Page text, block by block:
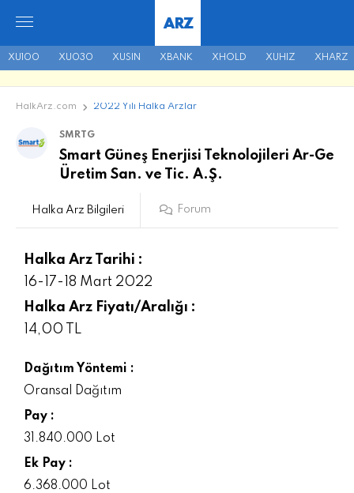
XU100 XU030 XUSIN XBANK XHOLD XUHIZ XHARZ
ARZ
HalkArz.com 2022 Yılı Halka Arzlar
SMRTG
Smart Güneş Enerjisi Teknolojileri Ar-Ge
Üretim San. ve Tic. A.Ş.
Halka Arz Bilgileri Forum
Halka Arz Tarihi :
16-17-18 Mart 2022
Halka Arz Fiyatı/Aralığı :
14,00 TL
Dağıtım Yöntemi :
Oransal Dağıtım
Pay :
31.840.000 Lot
Ek Pay :
6.368.000 Lot